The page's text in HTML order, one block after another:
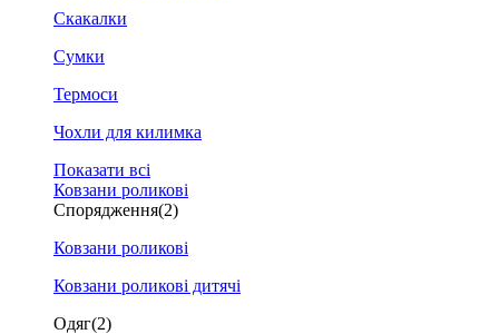
Скакалки
Сумки
Термоси
Чохли для килимка
Показати всі
Ковзани роликові
Спорядження(2)
Ковзани роликові
Ковзани роликові дитячі
Одяг(2)